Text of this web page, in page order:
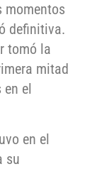
momentos
definitiva.
tomó la
mitad
el
en el
su